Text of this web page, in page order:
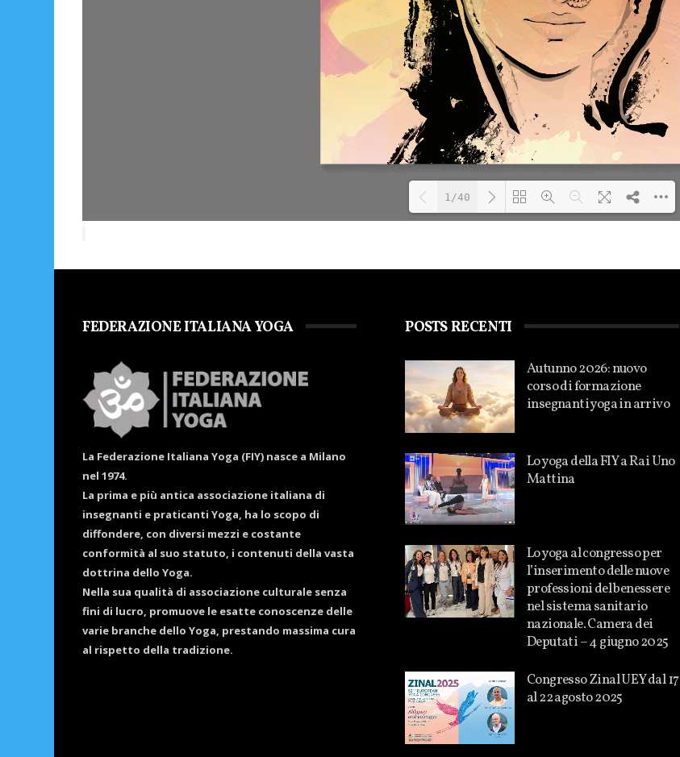
1/40
FEDERAZIONE ITALIANA YOGA
La Federazione Italiana Yoga (FIY) nasce a Milano
nel 1974.
La prima e più antica associazione italiana di
insegnanti e praticanti Yoga, ha lo scopo di
diffondere, con diversi mezzi e costante
conformità al suo statuto, i contenuti della vasta
dottrina dello Yoga.
Nella sua qualità di associazione culturale senza
fini di lucro, promuove le esatte conoscenze delle
varie branche dello Yoga, prestando massima cura
al rispetto della tradizione.
POSTS RECENTI
Autunno 2026: nuovo
corso di formazione
insegnanti yoga in arrivo
Lo yoga della FIY a Rai Uno
Mattina
Lo yoga al congresso per
l’inserimento delle nuove
professioni del benessere
nel sistema sanitario
nazionale. Camera dei
Deputati – 4 giugno 2025
Congresso Zinal UEY dal 17
al 22 agosto 2025